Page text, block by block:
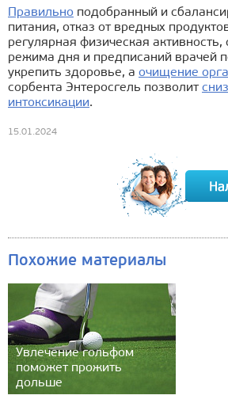
Правильно подобранный и
питания, отказ от вредных
регулярная физическая
режима дня и предписаний врачей
укрепить здоровье, а очищение
сорбента Энтеросгель позволит
интоксикации.
15.01.2024
Похожие материалы
Увлечение гольфом
поможет прожить
дольше